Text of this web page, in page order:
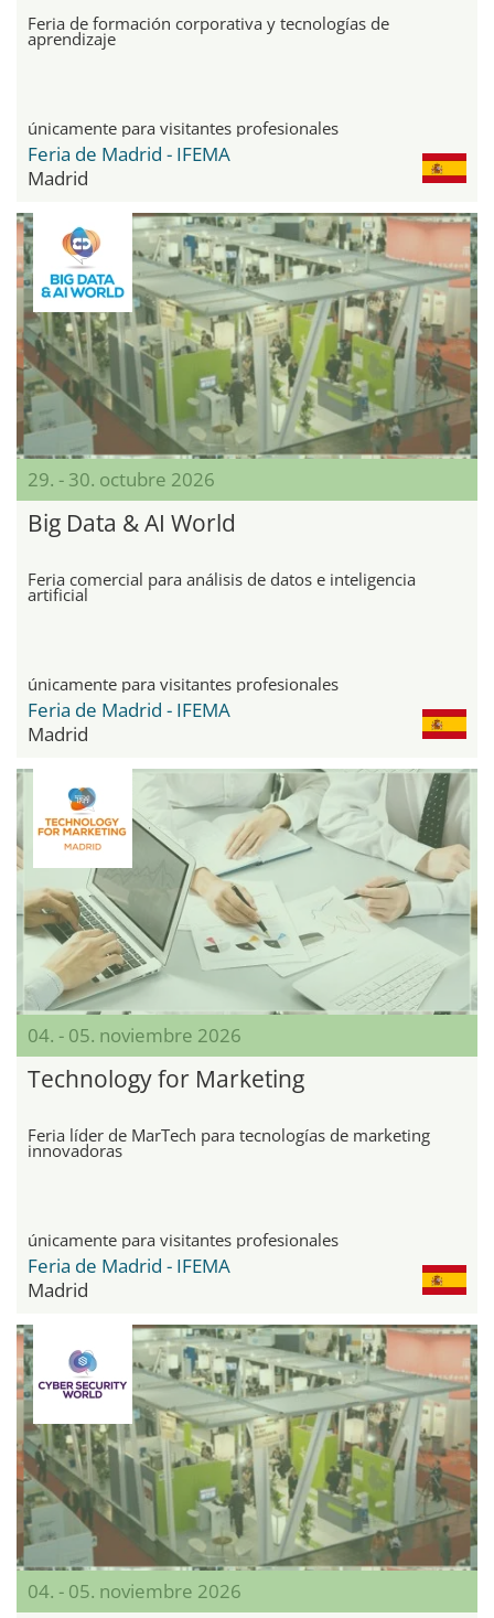
Feria de formación corporativa y tecnologías de
aprendizaje
únicamente para visitantes profesionales
Feria de Madrid - IFEMA
Madrid
29. - 30. octubre 2026
Big Data & AI World
Feria comercial para análisis de datos e inteligencia
artificial
únicamente para visitantes profesionales
Feria de Madrid - IFEMA
Madrid
04. - 05. noviembre 2026
Technology for Marketing
Feria líder de MarTech para tecnologías de marketing
innovadoras
únicamente para visitantes profesionales
Feria de Madrid - IFEMA
Madrid
04. - 05. noviembre 2026